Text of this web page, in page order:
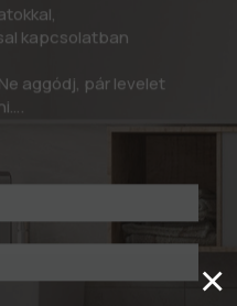
kapcsolatban
aggódj, pár levelet
×